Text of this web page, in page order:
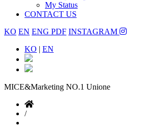
My Status
CONTACT US
KO EN ENG PDF INSTAGRAM
KO | EN
MICE&Marketing NO.1 Unione
/